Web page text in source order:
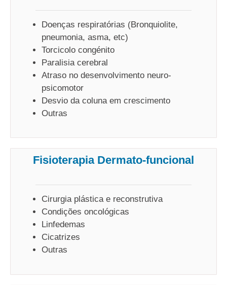
Doenças respiratórias (Bronquiolite,
pneumonia, asma, etc)
Torcicolo congénito
Paralisia cerebral
Atraso no desenvolvimento neuro-
psicomotor
Desvio da coluna em crescimento
Outras
Fisioterapia Dermato-funcional
Cirurgia plástica e reconstrutiva
Condições oncológicas
Linfedemas
Cicatrizes
Outras